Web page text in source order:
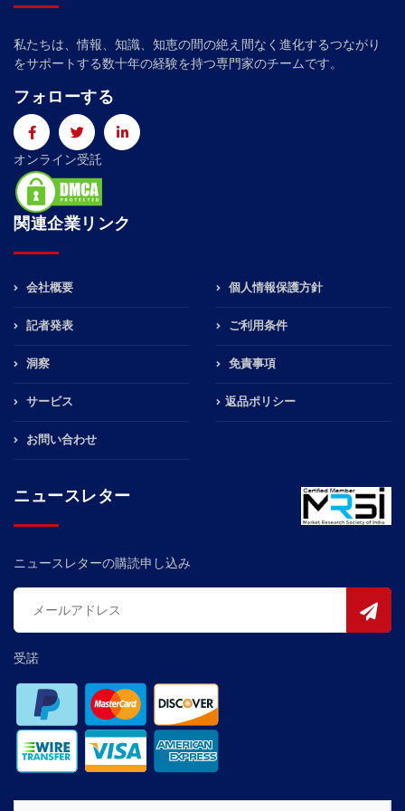
私たちは、情報、知識、知恵の間の絶え間なく進化するつながり
をサポートする数十年の経験を持つ専門家のチームです。
フォローする
オンライン受託
関連企業リンク
会社概要
記者発表
洞察
サービス
お問い合わせ
個人情報保護方針
ご利用条件
免責事項
返品ポリシー
ニュースレター
ニュースレターの購読申し込み
受諾